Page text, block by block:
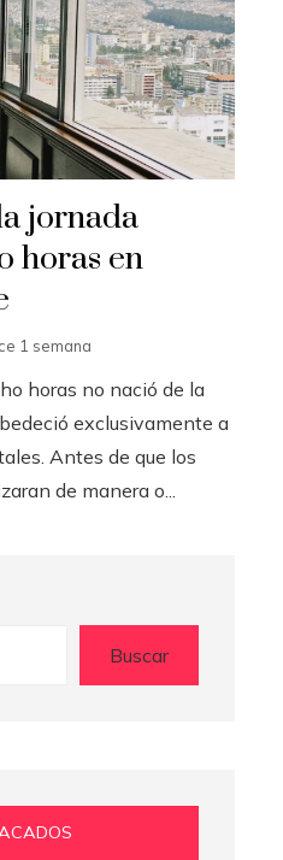
jornada
horas en
1 semana
horas no nació de la
exclusivamente a
Antes de que los
de manera o...
Buscar